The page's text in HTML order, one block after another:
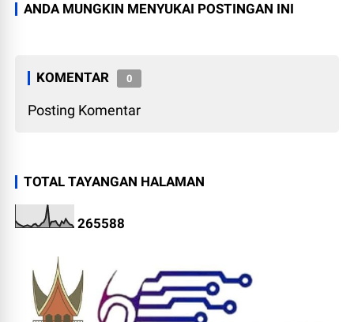
ANDA MUNGKIN MENYUKAI POSTINGAN INI
KOMENTAR 0
Posting Komentar
TOTAL TAYANGAN HALAMAN
265588